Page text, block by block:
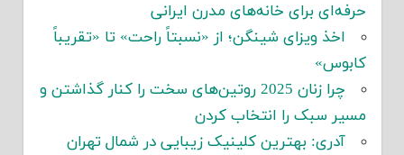
حرفه‌ای برای خانه‌های مدرن ایرانی
اخذ ویزای شینگن؛ از «نسبتاً راحت» تا «تقریباً
کابوس»
چرا زنان 2025 روتین‌های سخت را کنار گذاشتن و
مسیر سبک را انتخاب کردن
آدری: بهترین کلینیک زیبایی در شمال تهران